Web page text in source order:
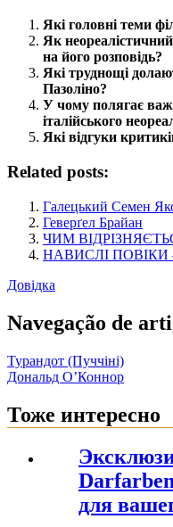
Які головні теми
Як
на його розповідь?
Які труднощі
Пазоліно?
У чому полягає
італійського
Які відгуки
Related posts:
Галецький Семен
Геверґел Брайан
ЧИМ
НАВИСЛІ
Довідка
Navegação de
Турандот (Пуччіні)
Дональд О’Коннор
Тоже интересно
для